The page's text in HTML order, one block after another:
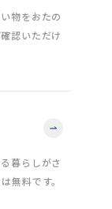
物をおたの
認いただけ
暮らしがさ
無料です。